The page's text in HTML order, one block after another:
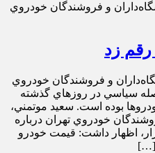
و فروشندگان خودروي
زد
و فروشندگان خودروي
سياسي در روزهاي گذشته
بوده است. سعيد موتمني،
خودروي تهران درباره
اظهار داشت: قيمت خودرو
[…]